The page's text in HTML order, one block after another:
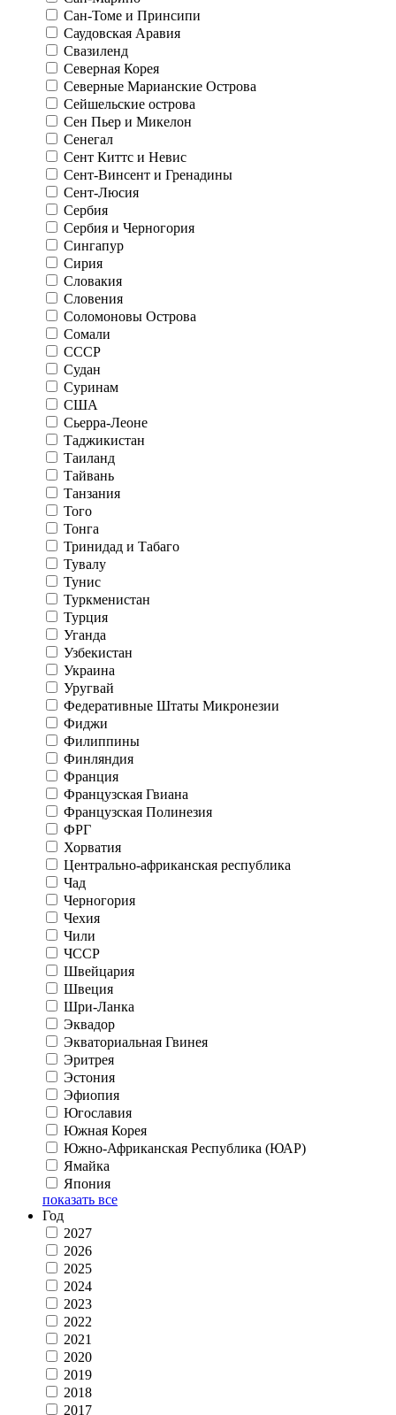
Сан-Томе и Принсипи
Саудовская Аравия
Свазиленд
Северная Корея
Северные Марианские Острова
Сейшельские острова
Сен Пьер и Микелон
Сенегал
Сент Киттс и Невис
Сент-Винсент и Гренадины
Сент-Люсия
Сербия
Сербия и Черногория
Сингапур
Сирия
Словакия
Словения
Соломоновы Острова
Сомали
СССР
Судан
Суринам
США
Сьерра-Леоне
Таджикистан
Таиланд
Тайвань
Танзания
Того
Тонга
Тринидад и Табаго
Тувалу
Тунис
Туркменистан
Турция
Уганда
Узбекистан
Украина
Уругвай
Федеративные Штаты Микронезии
Фиджи
Филиппины
Финляндия
Франция
Французская Гвиана
Французская Полинезия
ФРГ
Хорватия
Центрально-африканская республика
Чад
Черногория
Чехия
Чили
ЧССР
Швейцария
Швеция
Шри-Ланка
Эквадор
Экваториальная Гвинея
Эритрея
Эстония
Эфиопия
Югославия
Южная Корея
Южно-Африканская Республика (ЮАР)
Ямайка
Япония
показать все
Год
2027
2026
2025
2024
2023
2022
2021
2020
2019
2018
2017